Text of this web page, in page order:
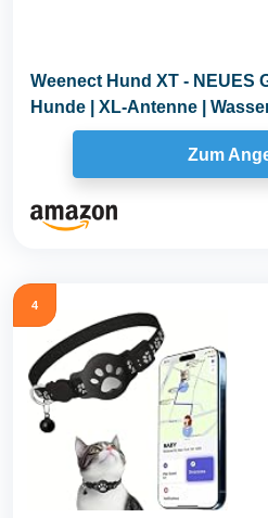
Weenect Hund XT - NEUES
Hunde | XL-Antenne |
Hyperresistentes...
Zum
4